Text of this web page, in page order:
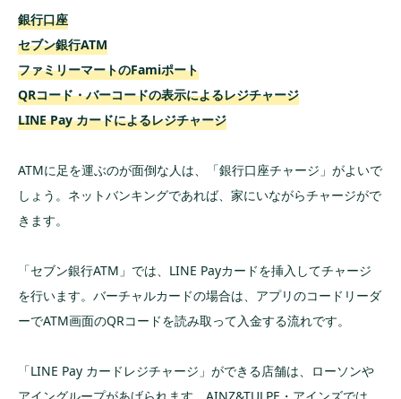
銀行口座
セブン銀行ATM
ファミリーマートのFamiポート
QRコード・バーコードの表示によるレジチャージ
LINE Pay カードによるレジチャージ
ATMに足を運ぶのが面倒な人は、「銀行口座チャージ」がよいで
しょう。ネットバンキングであれば、家にいながらチャージがで
きます。
「セブン銀行ATM」では、LINE Payカードを挿入してチャージ
を行います。バーチャルカードの場合は、アプリのコードリーダ
ーでATM画面のQRコードを読み取って入金する流れです。
「LINE Pay カードレジチャージ」ができる店舗は、ローソンや